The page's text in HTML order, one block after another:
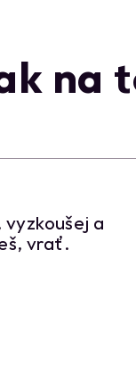
na
vyzkoušej a
vrať.